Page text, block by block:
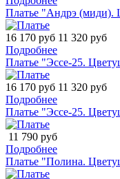
Платье "Андрэ (миди).
16 170 руб 11 320 руб
Подробнее
Платье "Эссе-25.
16 170 руб 11 320 руб
Подробнее
Платье "Эссе-25.
11 790 руб
Подробнее
Платье "Полина.